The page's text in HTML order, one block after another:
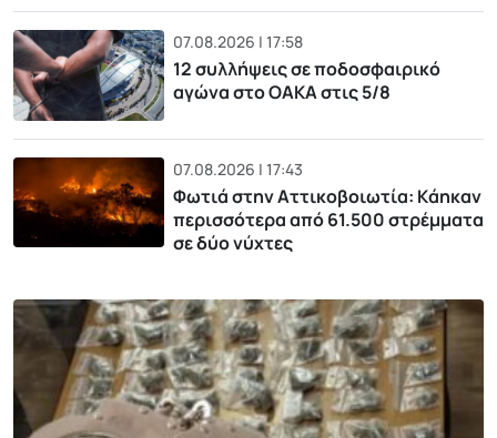
07.08.2026 | 17:58
12 συλλήψεις σε ποδοσφαιρικό
αγώνα στο ΟΑΚΑ στις 5/8
07.08.2026 | 17:43
Φωτιά στην Αττικοβοιωτία: Kάηκαν
περισσότερα από 61.500 στρέμματα
σε δύο νύχτες